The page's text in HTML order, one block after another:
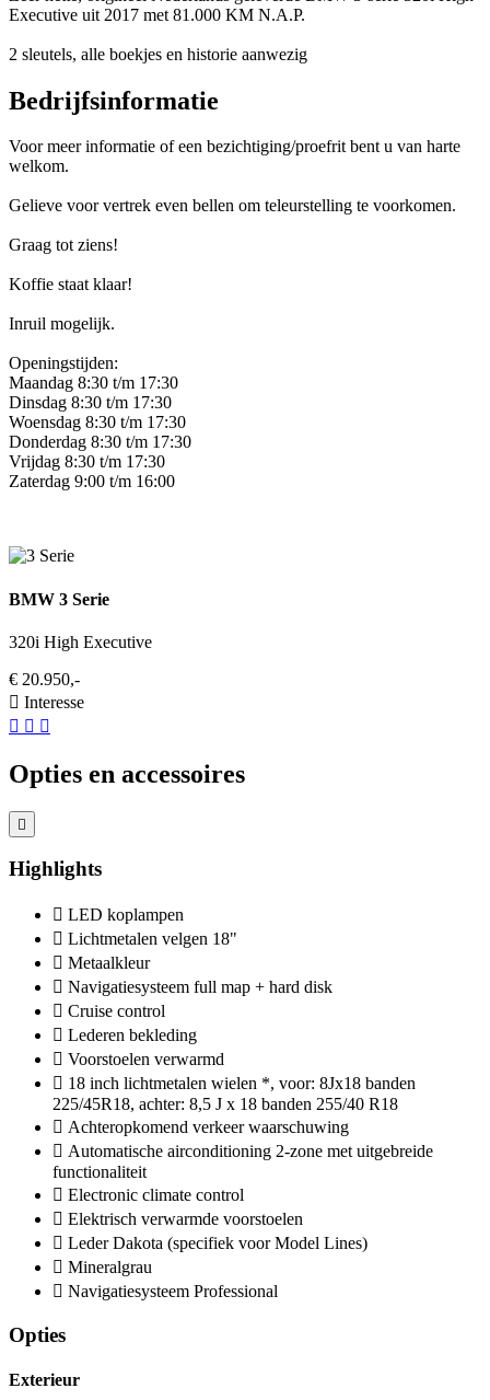
Executive uit 2017 met 81.000 KM N.A.P.
2 sleutels, alle boekjes en historie aanwezig
Bedrijfsinformatie
Voor meer informatie of een bezichtiging/proefrit bent u van harte
welkom.
Gelieve voor vertrek even bellen om teleurstelling te voorkomen.
Graag tot ziens!
Koffie staat klaar!
Inruil mogelijk.
Openingstijden:
Maandag 8:30 t/m 17:30
Dinsdag 8:30 t/m 17:30
Woensdag 8:30 t/m 17:30
Donderdag 8:30 t/m 17:30
Vrijdag 8:30 t/m 17:30
Zaterdag 9:00 t/m 16:00
BMW 3 Serie
320i High Executive
€ 20.950,-
Interesse
Opties en accessoires
Highlights
LED koplampen
Lichtmetalen velgen 18"
Metaalkleur
Navigatiesysteem full map + hard disk
Cruise control
Lederen bekleding
Voorstoelen verwarmd
18 inch lichtmetalen wielen *, voor: 8Jx18 banden
225/45R18, achter: 8,5 J x 18 banden 255/40 R18
Achteropkomend verkeer waarschuwing
Automatische airconditioning 2-zone met uitgebreide
functionaliteit
Electronic climate control
Elektrisch verwarmde voorstoelen
Leder Dakota (specifiek voor Model Lines)
Mineralgrau
Navigatiesysteem Professional
Opties
Exterieur